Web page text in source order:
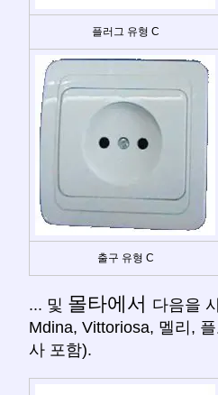
플러그 유형 C
출구 유형 C
... 및 몰타에서 다음을
Mdina, Vittoriosa, 멜리,
사 포함).